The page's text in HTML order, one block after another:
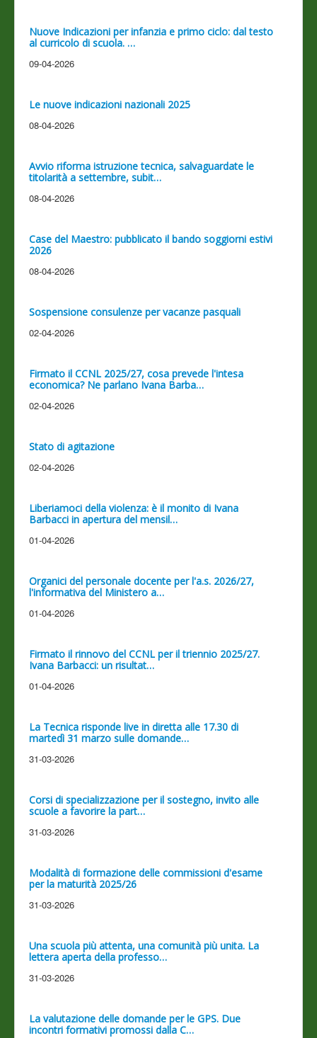
Nuove Indicazioni per infanzia e primo ciclo: dal testo
al curricolo di scuola. …
09-04-2026
Le nuove indicazioni nazionali 2025
08-04-2026
Avvio riforma istruzione tecnica, salvaguardate le
titolarità a settembre, subit…
08-04-2026
Case del Maestro: pubblicato il bando soggiorni estivi
2026
08-04-2026
Sospensione consulenze per vacanze pasquali
02-04-2026
Firmato il CCNL 2025/27, cosa prevede l'intesa
economica? Ne parlano Ivana Barba…
02-04-2026
Stato di agitazione
02-04-2026
Liberiamoci della violenza: è il monito di Ivana
Barbacci in apertura del mensil…
01-04-2026
Organici del personale docente per l'a.s. 2026/27,
l'informativa del Ministero a…
01-04-2026
Firmato il rinnovo del CCNL per il triennio 2025/27.
Ivana Barbacci: un risultat…
01-04-2026
La Tecnica risponde live in diretta alle 17.30 di
martedì 31 marzo sulle domande…
31-03-2026
Corsi di specializzazione per il sostegno, invito alle
scuole a favorire la part…
31-03-2026
Modalità di formazione delle commissioni d'esame
per la maturità 2025/26
31-03-2026
Una scuola più attenta, una comunità più unita. La
lettera aperta della professo…
31-03-2026
La valutazione delle domande per le GPS. Due
incontri formativi promossi dalla C…